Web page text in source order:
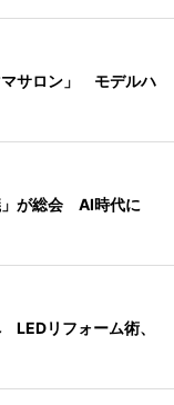
マサロン」 モデルハ
」が総会 AI時代に
LEDリフォーム術、